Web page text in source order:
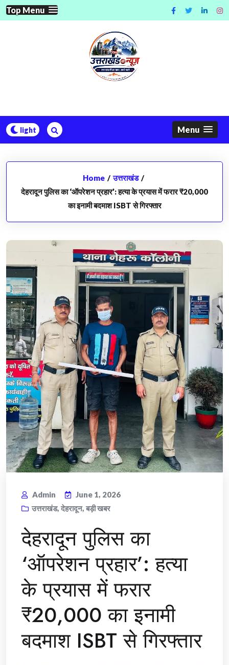
Skip
to
Top Menu
Menu
Home / उत्तराखंड /
देहरादून पुलिस का ‘ऑपरेशन प्रहार’: हत्या के प्रयास में फरार ₹20,000
का इनामी बदमाश ISBT से गिरफ्तार
Admin
June 1, 2026
उत्तराखंड, देहरादून, बड़ी खबर
देहरादून पुलिस का
‘ऑपरेशन प्रहार’: हत्या
के प्रयास में फरार
₹20,000 का इनामी
बदमाश ISBT से गिरफ्तार